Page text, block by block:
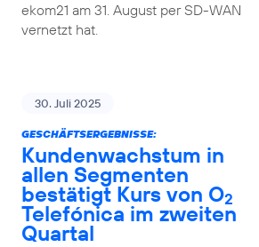
ekom21 am 31. August per SD-WAN
vernetzt hat.
30. Juli 2025
GESCHÄFTSERGEBNISSE:
Kundenwachstum in
allen Segmenten
bestätigt Kurs von O2
Telefónica im zweiten
Quartal